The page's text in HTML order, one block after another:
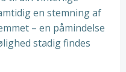
en stemning af
– en påmindelse
stadig findes